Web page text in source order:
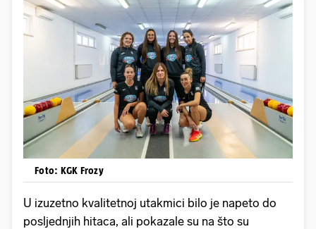
Foto: KGK Frozy
U izuzetno kvalitetnoj utakmici bilo je napeto do
posljednjih hitaca, ali pokazale su na što su